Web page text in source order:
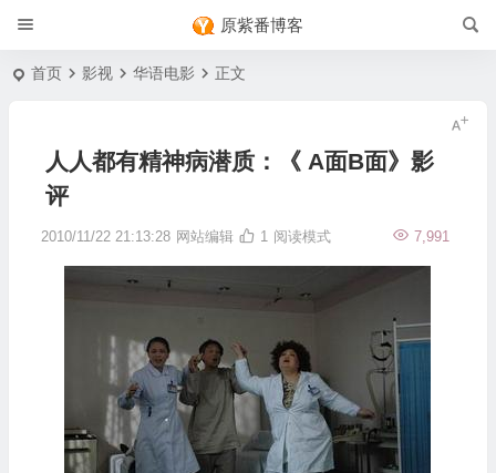
原紫番博客
首页 影视 华语电影 正文
人人都有精神病潜质：《 A面B面》影
评
2010/11/22 21:13:28 网站编辑 7,991
1 阅读模式